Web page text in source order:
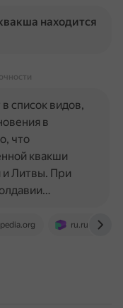
находится
ru.ruwiki.ru
список видов,
в
что
квакши
и Литвы. При